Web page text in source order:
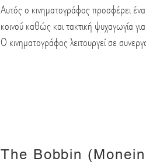
Αυτός ο κινηματογράφος προσφέρει ένα
κοινού καθώς και τακτική ψυχαγωγία
Ο κινηματογράφος λειτουργεί σε
The Bobbin